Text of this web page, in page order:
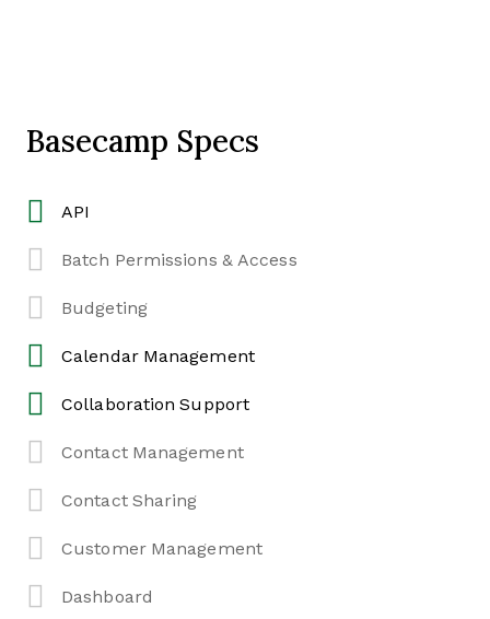
Basecamp Specs
API
Batch Permissions & Access
Budgeting
Calendar Management
Collaboration Support
Contact Management
Contact Sharing
Customer Management
Dashboard